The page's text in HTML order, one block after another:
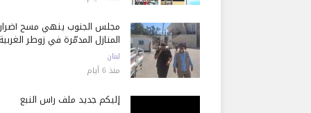
مجلس الجنوب ينهي مسح أضرار
المنازل المدمّرة في زوطر الغربية
لبنان
منذ 6 أيام
إليكم جديد ملف رأس النبع